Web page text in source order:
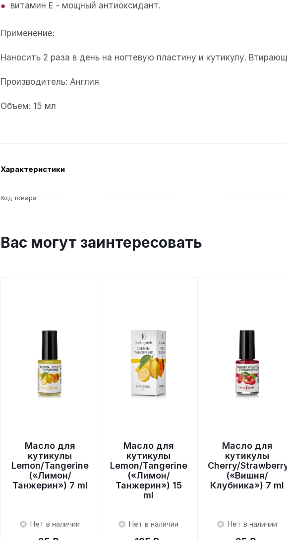
витамин Е - мощный антиоксидант.
Применение:
Наносить 2 раза в день на ногтевую пластину и кутикулу.
Производитель: Англия
Объем: 15 мл
Характеристики
Код товара
Вас могут заинтересовать
Масло для
кутикулы
Lemon/Tangerine
(«Лимон/
Танжерин») 7 ml
Нет в наличии
Масло для
кутикулы
Lemon/Tangerine
(«Лимон/
Танжерин») 15
ml
Нет в наличии
Масло для
кутикулы
Cherry/Strawberry
(«Вишня/
Клубника») 7 ml
Нет в наличии